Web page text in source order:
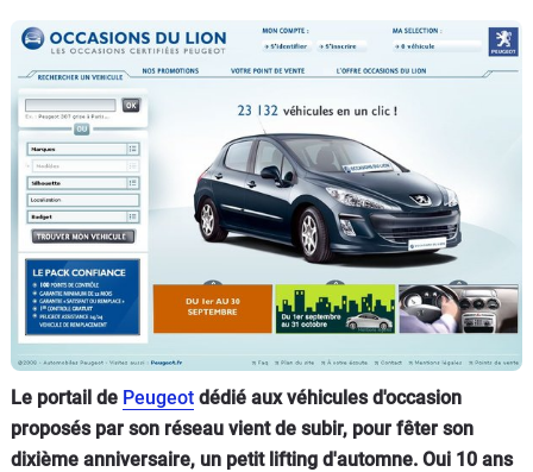
Flottes
Auto
Services
Forum
Moto
Marques
Le portail de Peugeot dédié aux véhicules d'occasion
proposés par son réseau vient de subir, pour fêter son
dixième anniversaire, un petit lifting d'automne. Oui 10 ans